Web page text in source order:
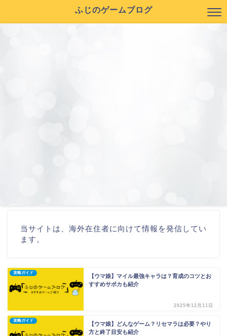
ふじのゲームブログ
当サイトは、海外在住者に向けて情報を発信してい
ます。
攻略ガイド
【ウマ娘】マイル最強キャラは？育成のコツとお
すすめサポカも紹介
2025年12月11日
攻略ガイド
【ウマ娘】どんなゲーム？リセマラは必要？やり
方と終了目安も紹介